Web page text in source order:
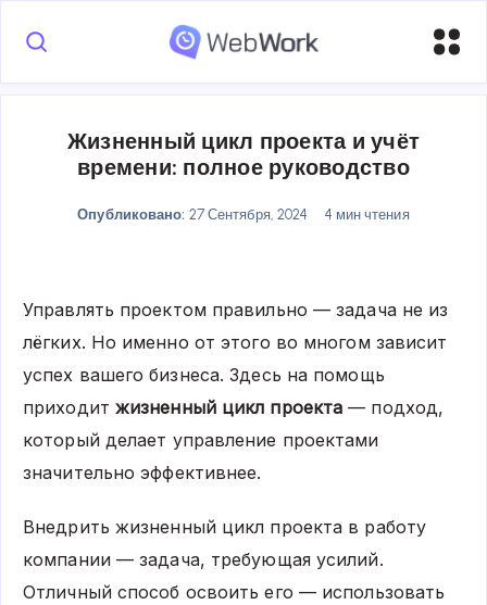
Жизненный цикл проекта и учёт
времени: полное руководство
Опубликовано: 27 Сентября, 2024 4 мин чтения
Управлять проектом правильно — задача не из
лёгких. Но именно от этого во многом зависит
успех вашего бизнеса. Здесь на помощь
приходит жизненный цикл проекта — подход,
который делает управление проектами
значительно эффективнее.
Внедрить жизненный цикл проекта в работу
компании — задача, требующая усилий.
Отличный способ освоить его — использовать